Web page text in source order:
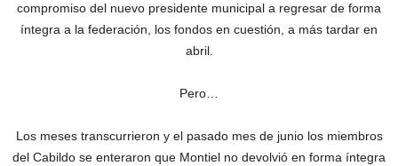
compromiso del nuevo presidente municipal a regresar de forma
íntegra a la federación, los fondos en cuestión, a más tardar en
abril.
Pero…
Los meses transcurrieron y el pasado mes de junio los miembros
del Cabildo se enteraron que Montiel no devolvió en forma íntegra